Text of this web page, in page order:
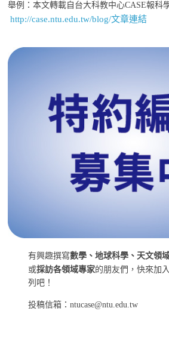
舉例：本文轉載自台大科教中心CASE報科
http://case.ntu.edu.tw/blog/文章連結
有興趣撰寫數學、地球科學、天文領
或採訪各領域專家的朋友們，快來加
列吧！
投稿信箱：ntucase@ntu.edu.tw